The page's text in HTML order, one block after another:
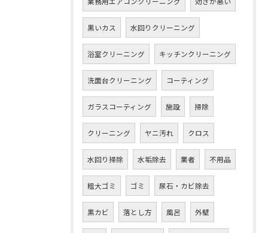
黒いカス 水回りクリーニング
浴室クリーニング キッチンクリーニング
洗面台クリーニング コーティング
ガラスコーティング 施設 掃除
クリーニング ヤニ汚れ クロス
水回り掃除 水垢除去 業者 不用品
粗大ゴミ ゴミ 尿石・カビ除去
黒カビ 落とし方 風呂 外壁